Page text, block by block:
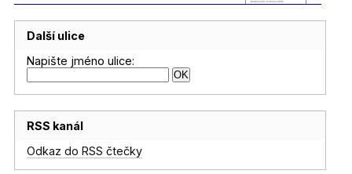
Další ulice
Napište jméno ulice:
RSS kanál
Odkaz do RSS čtečky